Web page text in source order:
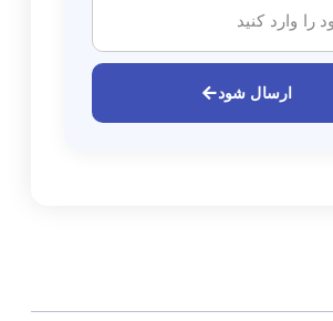
ارسال شود